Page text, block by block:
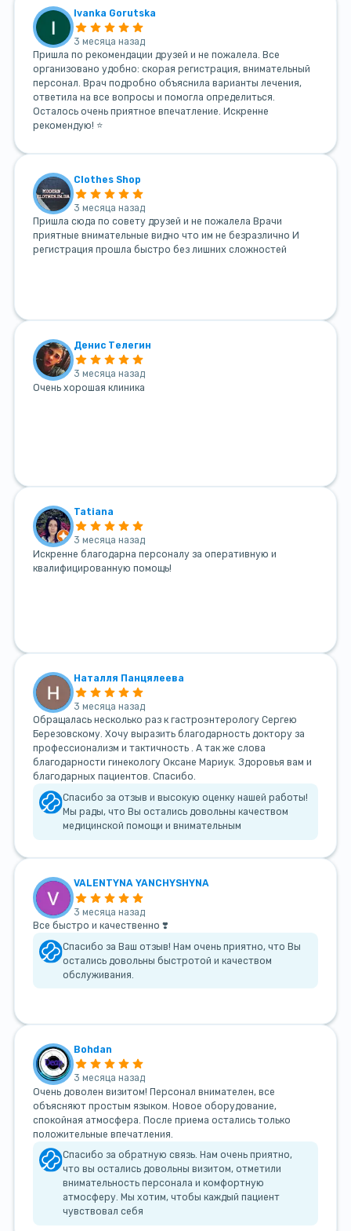
Ivanka Gorutska
3 месяца назад
Пришла по рекомендации друзей и не пожалела. Все
организовано удобно: скорая регистрация, внимательный
персонал. Врач подробно объяснила варианты лечения,
ответила на все вопросы и помогла определиться.
Осталось очень приятное впечатление. Искренне
рекомендую! ⭐
Clothes Shop
3 месяца назад
Пришла сюда по совету друзей и не пожалела Врачи
приятные внимательные видно что им не безразлично И
регистрация прошла быстро без лишних сложностей
Денис Телегин
3 месяца назад
Очень хорошая клиника
Tatiana
3 месяца назад
Искренне благодарна персоналу за оперативную и
квалифицированную помощь!
Наталля Панцялеева
3 месяца назад
Обращалась несколько раз к гастроэнтерологу Сергею
Березовскому. Хочу выразить благодарность доктору за
профессионализм и тактичность . А так же слова
благодарности гинекологу Оксане Мариук. Здоровья вам и
благодарных пациентов. Спасибо.
Спасибо за отзыв и высокую оценку нашей работы!
Мы рады, что Вы остались довольны качеством
медицинской помощи и внимательным
VALENTYNA YANCHYSHYNA
3 месяца назад
Все быстро и качественно ❣️
Спасибо за Ваш отзыв! Нам очень приятно, что Вы
остались довольны быстротой и качеством
обслуживания.
Bohdan
3 месяца назад
Очень доволен визитом! Персонал внимателен, все
объясняют простым языком. Новое оборудование,
спокойная атмосфера. После приема остались только
положительные впечатления.
Спасибо за обратную связь. Нам очень приятно,
что вы остались довольны визитом, отметили
внимательность персонала и комфортную
атмосферу. Мы хотим, чтобы каждый пациент
чувствовал себя